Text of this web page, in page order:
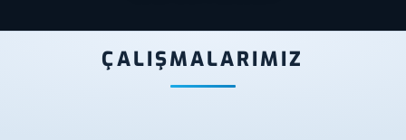
ÇALIŞMALARIMIZ